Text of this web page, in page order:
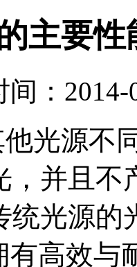
主要性
间：
光源不
，并且不
统光源的
有高效与